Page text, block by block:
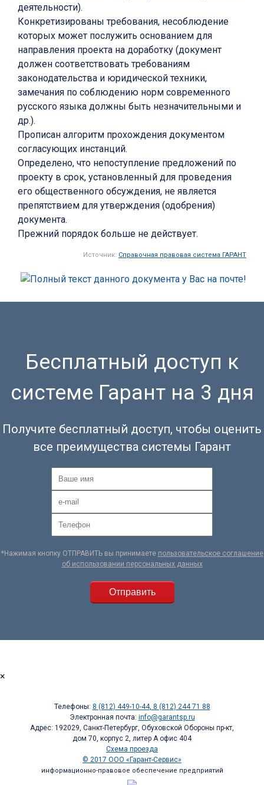
деятельности).
Конкретизированы требования, несоблюдение
которых может послужить основанием для
направления проекта на доработку (документ
должен соответствовать требованиям
законодательства и юридической техники,
замечания по соблюдению норм современного
русского языка должны быть незначительными и
др.).
Прописан алгоритм прохождения документом
согласующих инстанций.
Определено, что непоступление предложений по
проекту в срок, установленный для проведения
его общественного обсуждения, не является
препятствием для утверждения (одобрения)
документа.
Прежний порядок больше не действует.
Источник: Справочная правовая система ГАРАНТ
Бесплатный доступ к
системе Гарант на 3 дня
Получите бесплатный доступ, чтобы оценить
все преимущества системы Гарант
*Нажимая кнопку ОТПРАВИТЬ вы принимаете пользовательское соглашение
об использовании персональных данных
×
Телефоны: 8 (812) 449-10-44, 8 (812) 244 71 88
Электронная почта: info@garantsp.ru
Адрес: 192029, Санкт-Петербург, Обуховской Обороны пр-кт,
дом 70, корпус 2, литер А офис 404
Схема проезда
© 2017 ООО «Гарант-Сервис»
информационно-правовое обеспечение предприятий